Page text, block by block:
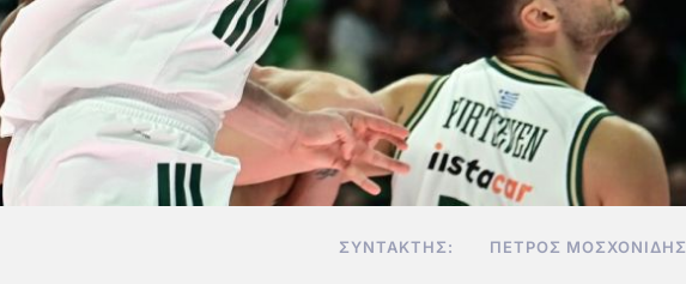
ΣΥΝΤΆΚΤΗΣ: ΠΈΤΡΟΣ ΜΟΣΧΟΝΊΔΗΣ